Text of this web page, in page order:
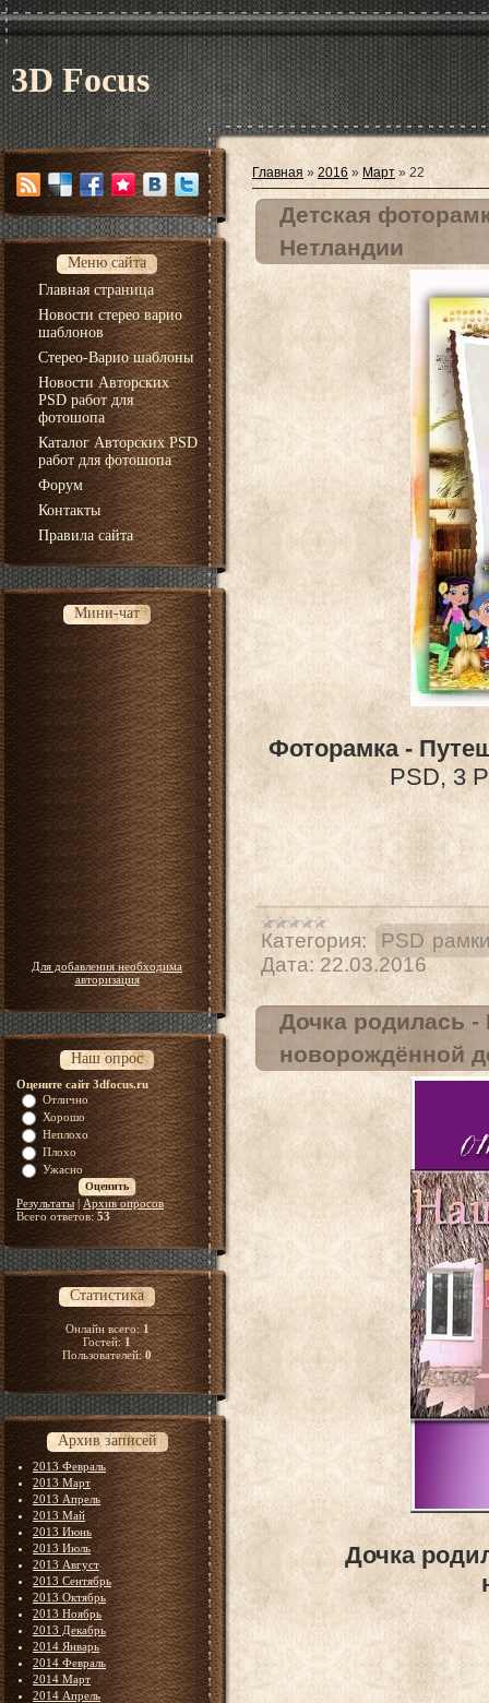
3D Focus
Меню сайта
Главная страница
Новости стерео варио
шаблонов
Стерео-Варио шаблоны
Новости Авторских
PSD работ для
фотошопа
Каталог Авторских PSD
работ для фотошопа
Форум
Контакты
Правила сайта
Мини-чат
Для добавления необходима
авторизация
Наш опрос
Оцените сайт 3dfocus.ru
Отлично
Хорошо
Неплохо
Плохо
Ужасно
Результаты| Архив опросов
Всего ответов:53
Статистика
Онлайн всего:1
Гостей:1
Пользователей:0
Архив записей
2013 Февраль
2013 Март
2013 Апрель
2013 Май
2013 Июнь
2013 Июль
2013 Август
2013 Сентябрь
2013 Октябрь
2013 Ноябрь
2013 Декабрь
2014 Январь
2014 Февраль
2014 Март
2014 Апрель
Главная » 2016 » Март » 22
Детская
Нетландии
Фоторамка -
PSD, 3
Категория:
PSD
Дата: 22.03.2016
Дочка родилась -
новорождённой
Дочка